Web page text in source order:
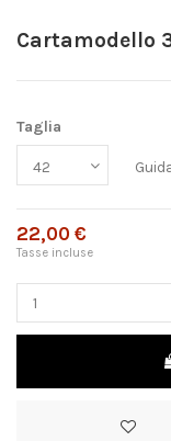
Cartamodello
Taglia
22,00 €
Tasse incluse